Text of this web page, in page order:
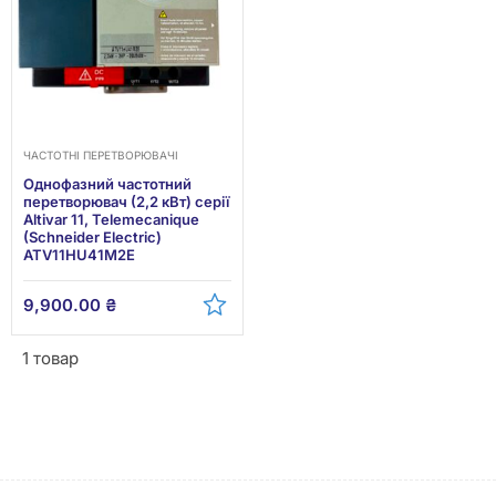
ЧАСТОТНІ ПЕРЕТВОРЮВАЧІ
Однофазний частотний
перетворювач (2,2 кВт) cерії
Altivar 11, Telemecanique
(Schneider Electric)
ATV11HU41M2E
9,900.00 ₴
1 товар